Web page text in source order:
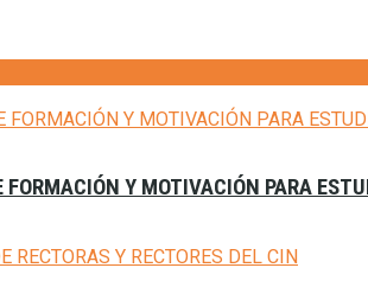
Y MOTIVACIÓN PARA